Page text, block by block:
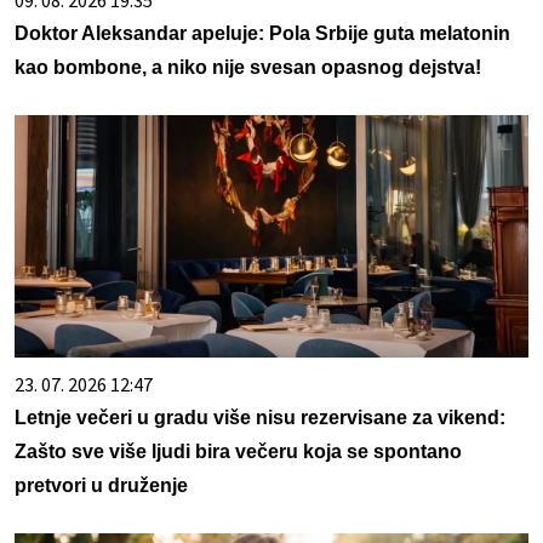
Doktor Aleksandar apeluje: Pola Srbije guta melatonin
kao bombone, a niko nije svesan opasnog dejstva!
23. 07. 2026 12:47
Letnje večeri u gradu više nisu rezervisane za vikend:
Zašto sve više ljudi bira večeru koja se spontano
pretvori u druženje